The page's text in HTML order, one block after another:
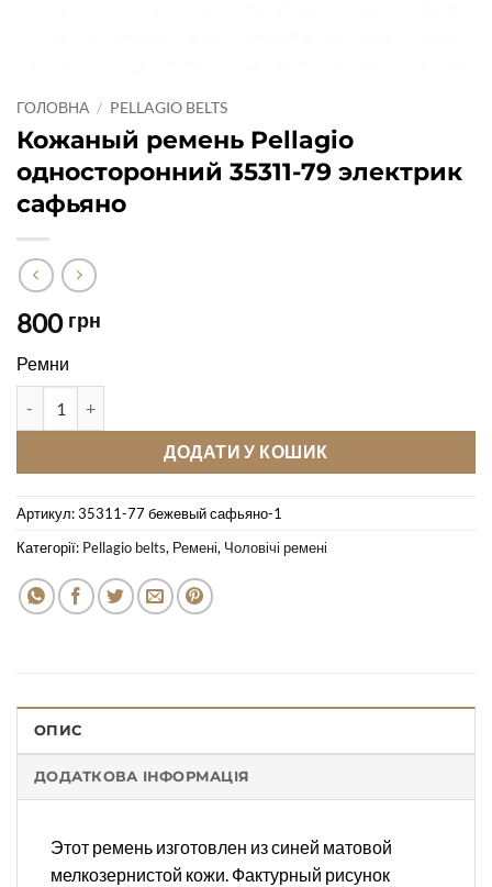
ГОЛОВНА / PELLAGIO BELTS
Кожаный ремень Pellagio
односторонний 35311-79 электрик
сафьяно
800 грн
Ремни
ДОДАТИ У КОШИК
Артикул:35311-77 бежевый сафьяно-1
Категорії: Pellagio belts, Ремені, Чоловічі ремені
ОПИС
ДОДАТКОВА ІНФОРМАЦІЯ
Этот ремень изготовлен из синей матовой
мелкозернистой кожи. Фактурный рисунок